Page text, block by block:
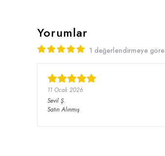
Yorumlar
1 değerlendirmeye göre
11 Ocak 2026
Sevil Ş.
Satın Alınmış